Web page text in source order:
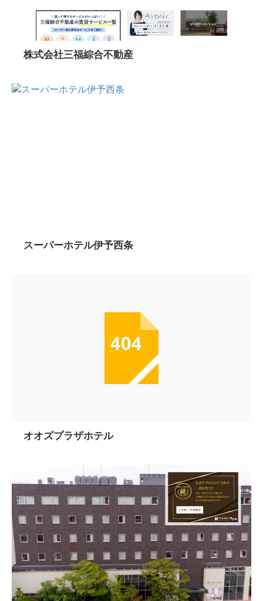
株式会社三福綜合不動産
スーパーホテル伊予西条
オオズプラザホテル